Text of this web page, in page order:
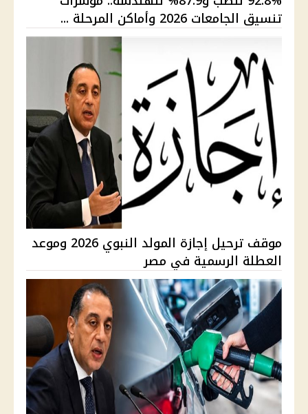
تنسيق الجامعات 2026 وأماكن المرحلة ...
موقف ترحيل إجازة المولد النبوي 2026 وموعد
العطلة الرسمية في مصر